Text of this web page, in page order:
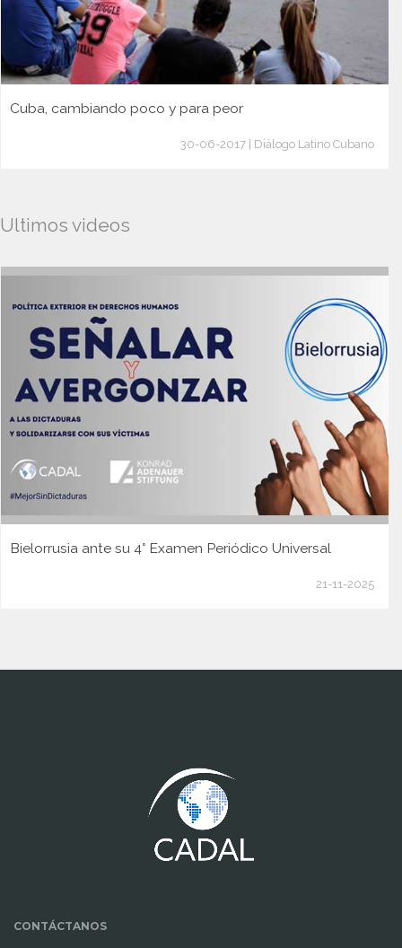
Cuba, cambiando poco y para peor
30-06-2017 | Diálogo Latino Cubano
Ultimos videos
Bielorrusia ante su 4° Examen Periódico Universal
21-11-2025
CONTÁCTANOS